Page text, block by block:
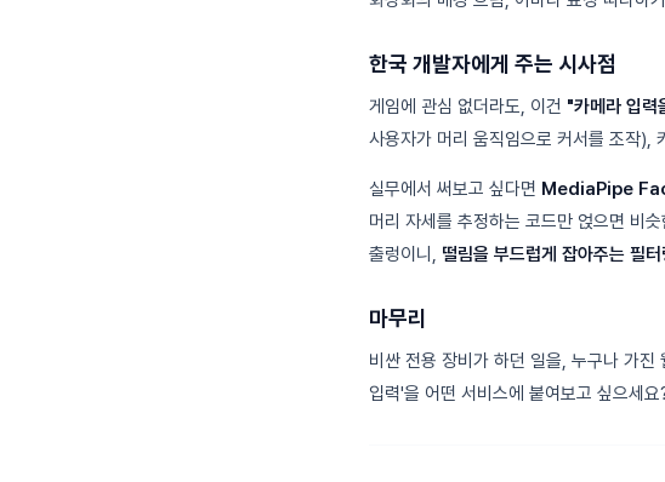
한국 개발자에게 주는 시사점
게임에 관심 없더라도, 이건 "카메라 입력
사용자가 머리 움직임으로 커서를 조작),
실무에서 써보고 싶다면 MediaPipe
머리 자세를 추정하는 코드만 얹으면 비
출렁이니, 떨림을 부드럽게 잡아주는 필
마무리
비싼 전용 장비가 하던 일을, 누구나 가
입력'을 어떤 서비스에 붙여보고 싶으세요